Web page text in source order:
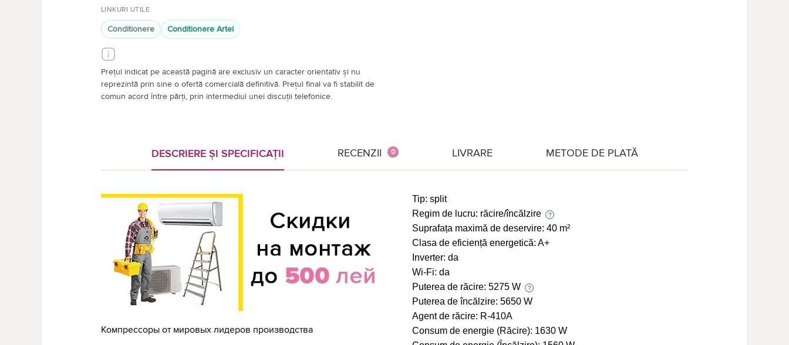
LINKURI UTILE
Conditionere Conditionere Artel
Prețul indicat pe această pagină are exclusiv un caracter orientativ și nu
reprezintă prin sine o ofertă comercială definitivă. Prețul final va fi stabilit de
comun acord între părți, prin intermediul unei discuții telefonice.
DESCRIERE ȘI SPECIFICAȚII RECENZII 0 LIVRARE METODE DE PLATĂ
Компрессоры от мировых лидеров производства
Tip: split
Regim de lucru: răcire/încălzire ?
Suprafața maximă de deservire: 40 m²
Clasa de eficiență energetică: A+
Inverter: da
Wi-Fi: da
Puterea de răcire: 5275 W ?
Puterea de încălzire: 5650 W
Agent de răcire: R-410A
Consum de energie (Răcire): 1630 W